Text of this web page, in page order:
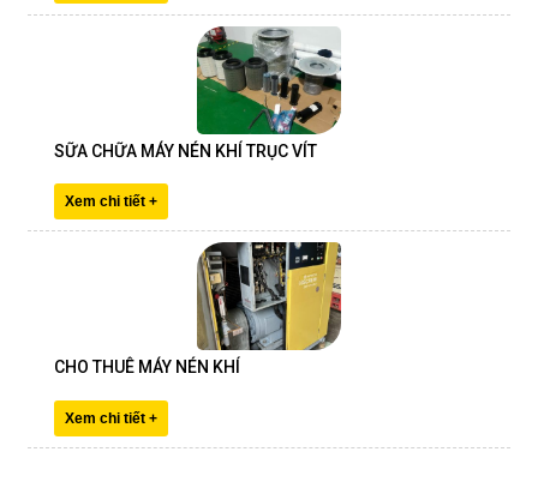
SỮA CHỮA MÁY NÉN KHÍ TRỤC VÍT
Xem chi tiết +
CHO THUÊ MÁY NÉN KHÍ
Xem chi tiết +